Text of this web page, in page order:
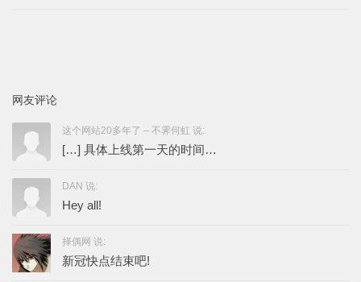
网友评论
这个网站20多年了 – 不霁何虹 说:
[…] 具体上线第一天的时间…
DAN 说:
Hey all!
择偶网 说:
新冠快点结束吧!